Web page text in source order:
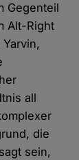
Gegenteil
Alt-Right
all
die
sein,